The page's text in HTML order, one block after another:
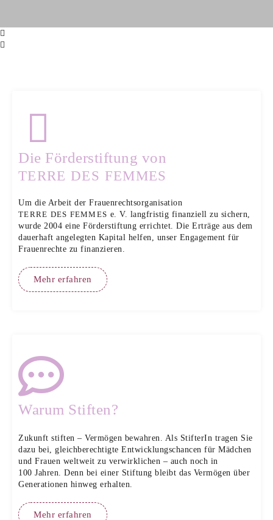
Die Förderstiftung von
TERRE DES FEMMES
Um die Arbeit der Frauenrechtsorganisation
TERRE DES FEMMES e. V. langfristig finanziell zu sichern,
wurde 2004 eine Förderstiftung errichtet. Die Erträge aus dem
dauerhaft angelegten Kapital helfen, unser Engagement für
Frauenrechte zu finanzieren.
Mehr erfahren
Warum Stiften?
Zukunft stiften – Vermögen bewahren. Als StifterIn tragen Sie
dazu bei, gleichberechtigte Entwicklungschancen für Mädchen
und Frauen weltweit zu verwirklichen – auch noch in
100 Jahren. Denn bei einer Stiftung bleibt das Vermögen über
Generationen hinweg erhalten.
Mehr erfahren